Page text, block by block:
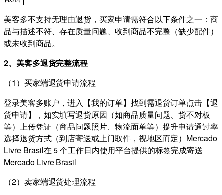
美客多不支持无理由退货，买家申请需符合以下条件之一：商
品与描述不符、存在质量问题、收到商品不完整（缺少配件）
或未收到商品。
2、美客多退货完整流程
（1）买家端退货申请流程
登录美客多账户，进入【我的订单】找到需退货订单点击【退
货申请】，如实填写退货原因（如商品质量问题、货不对板
等）上传凭证（商品问题照片、物流面单等）提升申请通过率
选择退货方式（到店寄送或上门取件，视地区而定）Mercado
Livre Brasil在 5 个工作日内使用平台提供的标签完成寄送
Mercado Livre Brasil
（2）卖家端退货处理流程